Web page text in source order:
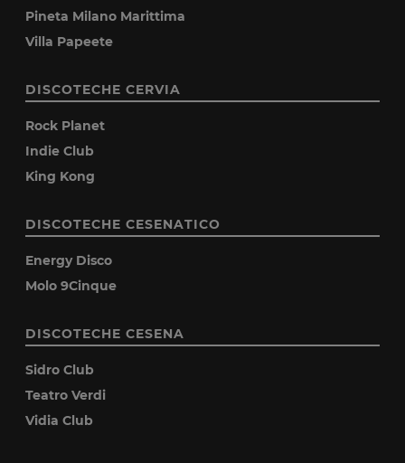
Pineta Milano Marittima
Villa Papeete
DISCOTECHE CERVIA
Rock Planet
Indie Club
King Kong
DISCOTECHE CESENATICO
Energy Disco
Molo 9Cinque
DISCOTECHE CESENA
Sidro Club
Teatro Verdi
Vidia Club